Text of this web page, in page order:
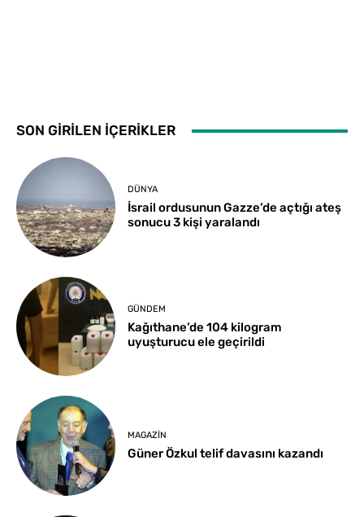
SON GİRİLEN İÇERİKLER
DÜNYA
İsrail ordusunun Gazze’de açtığı ateş
sonucu 3 kişi yaralandı
GÜNDEM
Kağıthane’de 104 kilogram
uyuşturucu ele geçirildi
MAGAZIN
Güner Özkul telif davasını kazandı